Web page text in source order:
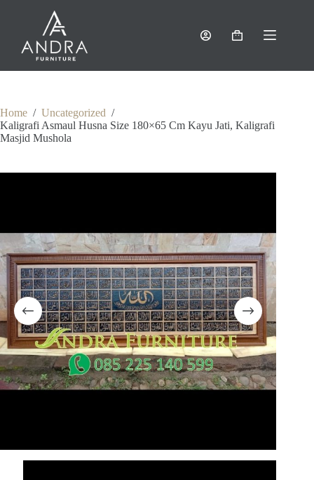
Shopping
Home / Uncategorized /
Kaligrafi Asmaul Husna Size 180×65 Cm Kayu Jati, Kaligrafi
Masjid Mushola